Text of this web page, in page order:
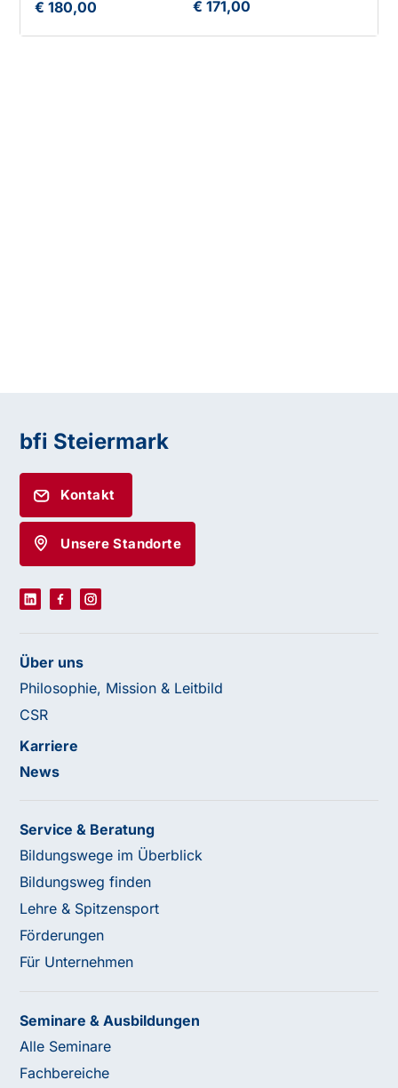
€ 180,00 € 171,00
bfi Steiermark
Kontakt
Unsere Standorte
Über uns
Philosophie, Mission & Leitbild
CSR
Karriere
News
Service & Beratung
Bildungswege im Überblick
Bildungsweg finden
Lehre & Spitzensport
Förderungen
Für Unternehmen
Seminare & Ausbildungen
Alle Seminare
Fachbereiche